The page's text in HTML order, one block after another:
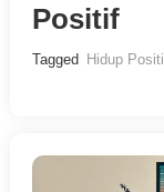
Positif
Tagged Hidup